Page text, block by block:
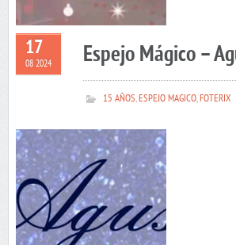
17
08 2024 Espejo Mágico –
15 AÑOS,ESPEJO MAGICO,FOTERIX